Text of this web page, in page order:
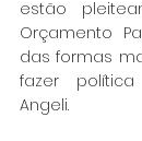
estão
Orçamento
das formas
fazer política
Angeli.